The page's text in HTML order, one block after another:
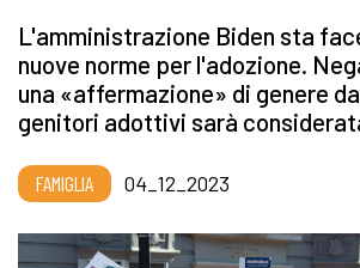
L'amministrazione Biden sta
nuove norme per l'adozione.
una «affermazione» di genere
genitori adottivi sarà
FAMIGLIA 04_12_2023